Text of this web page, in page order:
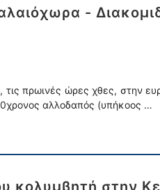
-
πρωινές ώρες χθες, στην
αλλοδαπός (υπήκοος …
κολυμβητή στην